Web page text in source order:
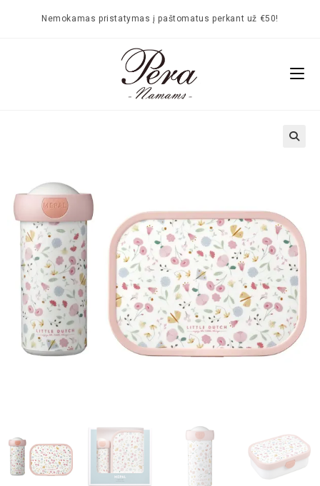
Nemokamas pristatymas į paštomatus perkant už €50!